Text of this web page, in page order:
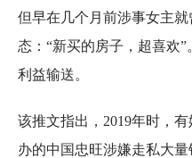
但早在几个月前涉事女主
态：“新买的房子，超喜欢
利益输送。
该推文指出，2019年时，
办的中国忠旺涉嫌走私大